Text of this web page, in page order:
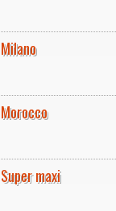
Milano
Morocco
Super maxi